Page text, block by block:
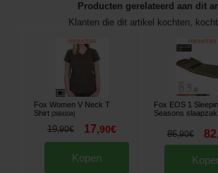
Producten gerelateerd aan dit
Klanten die dit artikel kochten,
Fox Women V Neck T
Shirt [268410A]
19,90€ 17,90€
Kopen
Fox EOS 1
Seasons slaapzak
86,90€ 82